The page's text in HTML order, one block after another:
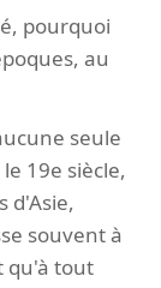
pourquoi
au
seule
19e siècle,
d'Asie,
souvent à
qu'à tout